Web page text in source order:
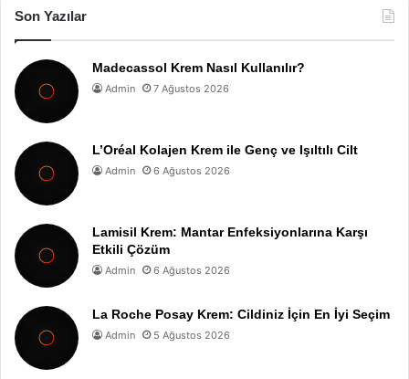
Son Yazılar
Madecassol Krem Nasıl Kullanılır?
Admin 7 Ağustos 2026
L’Oréal Kolajen Krem ile Genç ve Işıltılı Cilt
Admin 6 Ağustos 2026
Lamisil Krem: Mantar Enfeksiyonlarına Karşı
Etkili Çözüm
Admin 6 Ağustos 2026
La Roche Posay Krem: Cildiniz İçin En İyi Seçim
Admin 5 Ağustos 2026